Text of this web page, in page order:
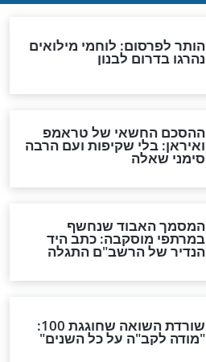
החג שלכם
פסח
סדר בדיקת חמץ - נוסח
ספרד